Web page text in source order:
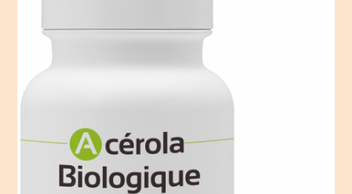
lourds. Il est important de panacher différents
large variété ? Simplement en choisissant des
légumes de couleurs différentes. En effet, les
médecine chinoise, on recommande que
chaque repas contienne 5 couleurs différentes.